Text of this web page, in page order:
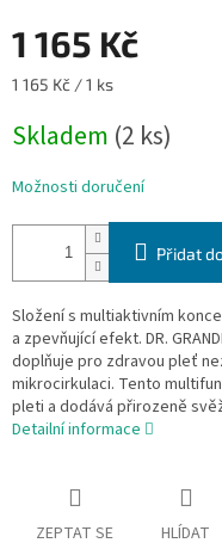
1 165 Kč
Měrná
1 165 Kč / 1 ks
Skladem (2 ks)
Možnosti doručení
Přidat
Složení s multiaktivním
a zpevňující efekt. DR.
doplňuje pro zdravou pleť
mikrocirkulaci. Tento
pleti a dodává přirozeně
Detailní informace
ZEPTAT SE HLÍDAT